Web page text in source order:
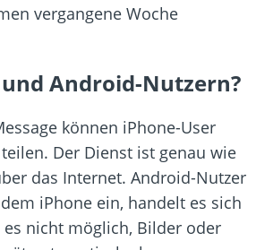
vergangene Woche
Android-Nutzern?
können iPhone-User
Der Dienst ist genau wie
das Internet. Android-Nutzer
iPhone ein, handelt es sich
nicht möglich, Bilder oder